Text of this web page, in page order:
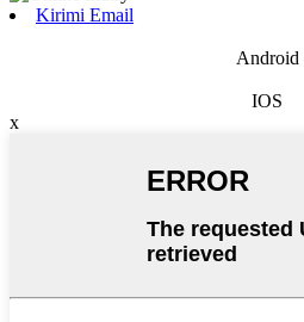
Kirimi Email
Android
IOS
x